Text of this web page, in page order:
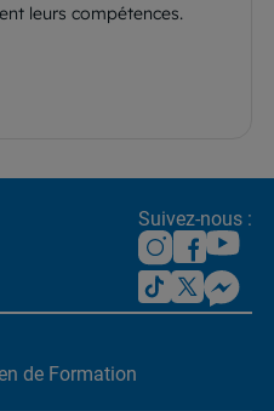
leurs compétences.
Suivez-nous :
de Formation